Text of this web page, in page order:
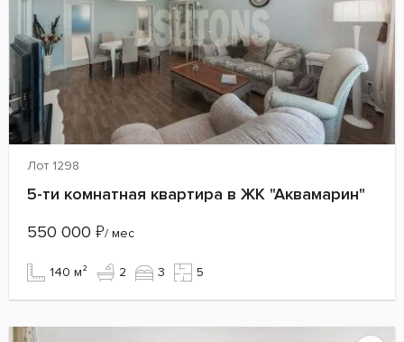
Лот 1298
5-ти комнатная квартира в ЖК "Аквамарин"
550 000 ₽/ мес
140 м² 2 3 5